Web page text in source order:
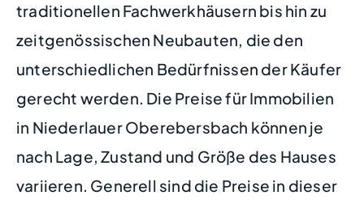
traditionellen Fachwerkhäusern bis hin zu
zeitgenössischen Neubauten, die den
unterschiedlichen Bedürfnissen der Käufer
gerecht werden. Die Preise für Immobilien
in Niederlauer Oberebersbach können je
nach Lage, Zustand und Größe des Hauses
variieren. Generell sind die Preise in dieser